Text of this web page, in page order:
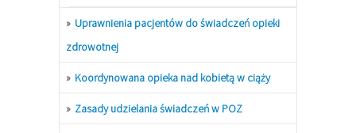
Uprawnienia pacjentów do świadczeń opieki
zdrowotnej
Koordynowana opieka nad kobietą w ciąży
Zasady udzielania świadczeń w POZ